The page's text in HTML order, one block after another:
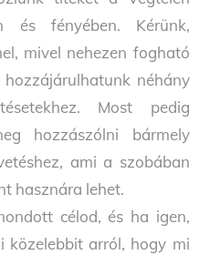
és fényében. Kérünk,
mivel nehezen fogható
néhány
Most pedig
hozzászólni bármely
ami a szobában
hasznára lehet.
célod, és ha igen,
közelebbit arról, hogy mi